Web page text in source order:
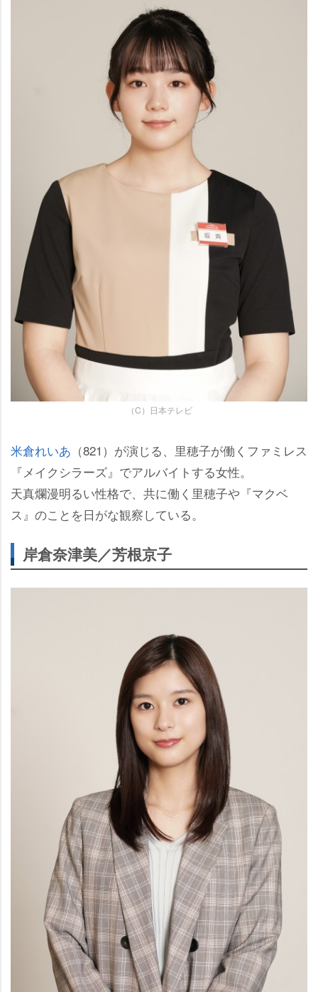
（C）日本テレビ
米倉れいあ （821）が演じる、里穂子が働くファミレス
『メイクシラーズ』でアルバイトする女性。
天真爛漫明るい性格で、共に働く里穂子や『マクベ
ス』のことを日がな観察している。
岸倉奈津美／芳根京子